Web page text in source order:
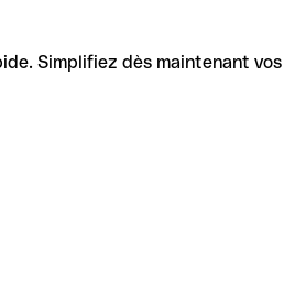
Simplifiez dès maintenant vos